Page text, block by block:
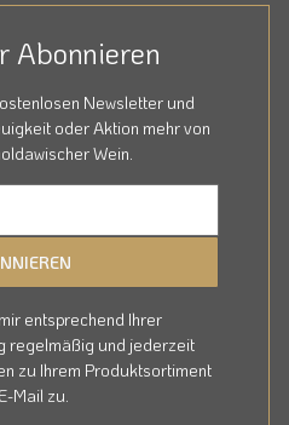
Abonnieren
Newsletter und
oder Aktion mehr von
Wein.
entsprechend Ihrer
regelmäßig und jederzeit
zu Ihrem Produktsortiment
Mail zu.